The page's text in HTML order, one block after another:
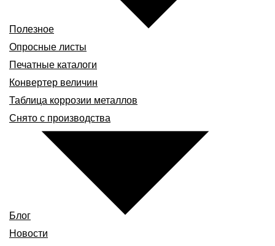
Полезное
Опросные листы
Печатные каталоги
Конвертер величин
Таблица коррозии металлов
Снято с производства
Блог
Новости